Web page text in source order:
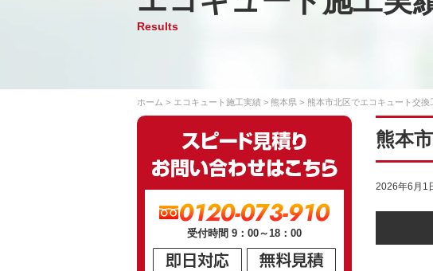
Results
ホーム エコキュート施工実績 熊本県 熊本市北区でエコキュート交換
熊本
2026年6月1
0120-073-910
受付時間 9：00～18：00